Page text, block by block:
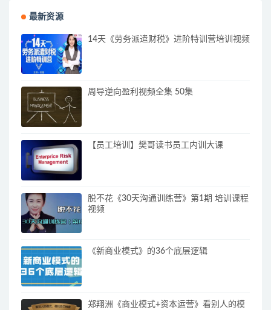
最新资源
14天《劳务派遣财税》进阶特训营培训视频
周导逆向盈利视频全集 50集
【员工培训】樊哥读书员工内训大课
脱不花《30天沟通训练营》第1期 培训课程
视频
《新商业模式》的36个底层逻辑
郑翔洲《商业模式+资本运营》看别人的模